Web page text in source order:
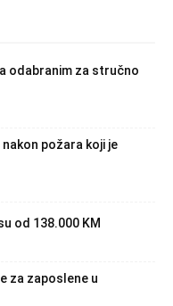
odabranim za stručno
požara koji je
od 138.000 KM
za zaposlene u